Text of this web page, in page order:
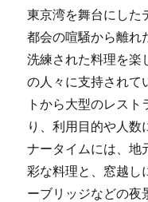
東京湾を舞台にした
都会の喧騒から離れ
洗練された料理を楽
の人々に支持されて
トから大型のレス
り、利用目的や人数
ナータイムには、地
彩な料理と、窓越し
ーブリッジなどの夜